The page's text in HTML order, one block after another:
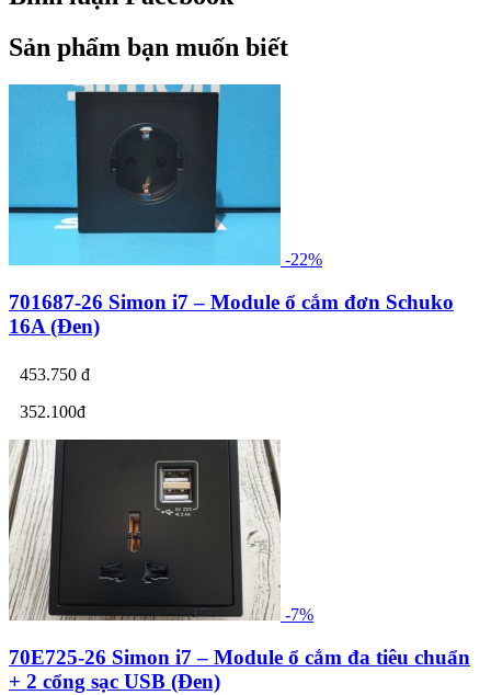
Sản phẩm bạn muốn biết
-22%
701687-26 Simon i7 – Module ổ cắm đơn Schuko
16A (Đen)
453.750 đ
352.100đ
-7%
70E725-26 Simon i7 – Module ổ cắm đa tiêu chuẩn
+ 2 cổng sạc USB (Đen)